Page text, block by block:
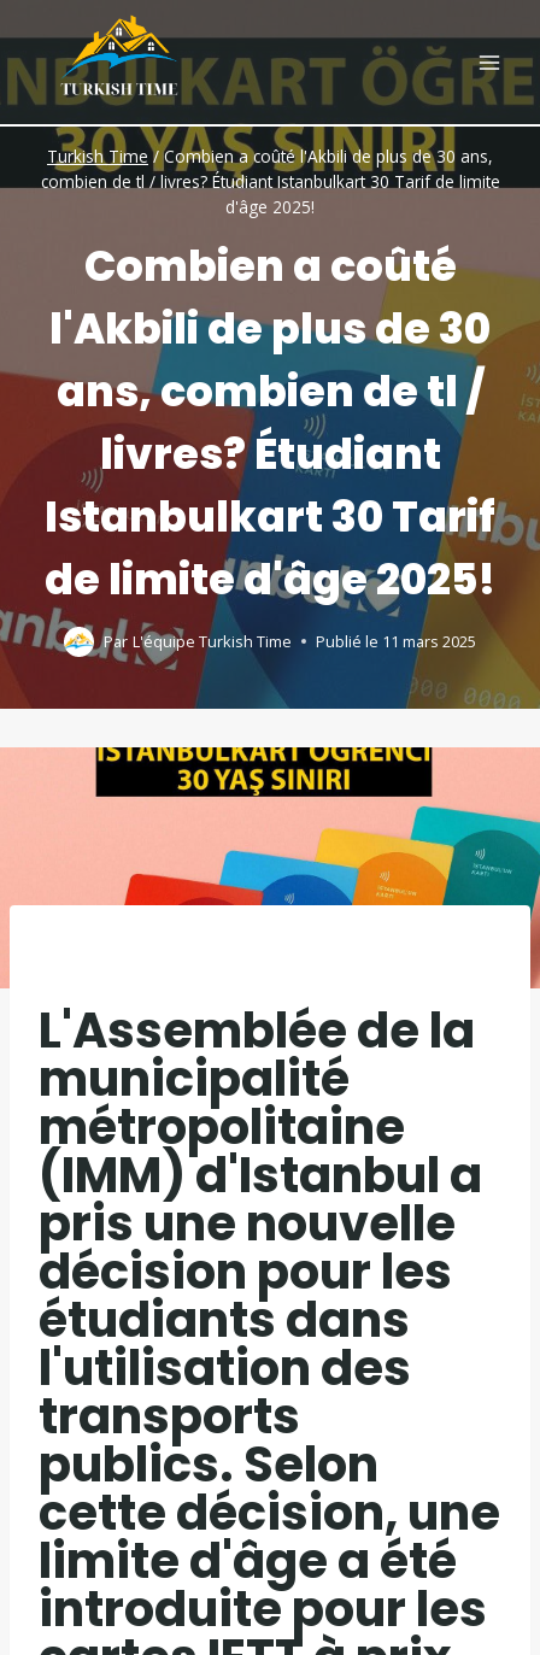
to
content
Turkish Time/Combien a coûté l'Akbili de plus de 30 ans,
combien de tl / livres? Étudiant Istanbulkart 30 Tarif de limite
d'âge 2025!
Combien a coûté
l'Akbili de plus de 30
ans, combien de tl /
livres? Étudiant
Istanbulkart 30 Tarif
de limite d'âge 2025!
Par L'équipe Turkish Time Publié le 11 mars 2025
L'Assemblée de la
municipalité
métropolitaine
(IMM) d'Istanbul a
pris une nouvelle
décision pour les
étudiants dans
l'utilisation des
transports
publics. Selon
cette décision, une
limite d'âge a été
introduite pour les